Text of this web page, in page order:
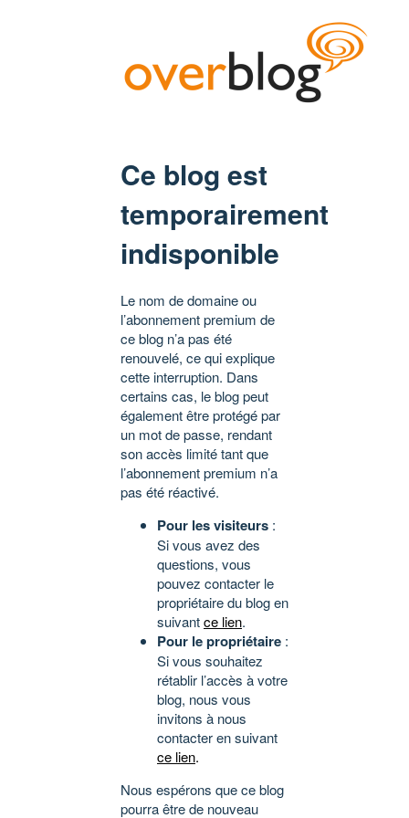
Ce blog est
temporairement
indisponible
Le nom de domaine ou
l’abonnement premium de
ce blog n’a pas été
renouvelé, ce qui explique
cette interruption. Dans
certains cas, le blog peut
également être protégé par
un mot de passe, rendant
son accès limité tant que
l’abonnement premium n’a
pas été réactivé.
Pour les visiteurs :
Si vous avez des
questions, vous
pouvez contacter le
propriétaire du blog en
suivantce lien.
Pour le propriétaire :
Si vous souhaitez
rétablir l’accès à votre
blog, nous vous
invitons à nous
contacter en suivant
ce lien.
Nous espérons que ce blog
pourra être de nouveau